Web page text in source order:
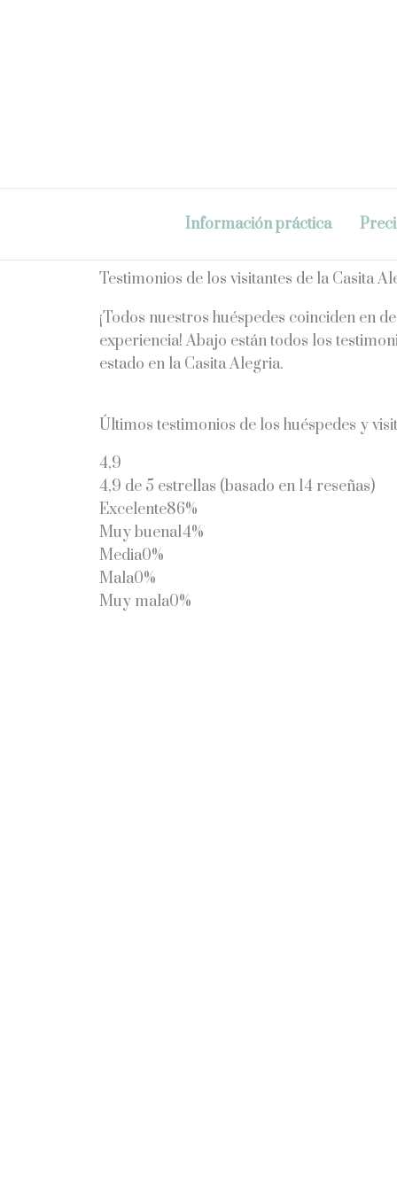
Información práctica
Testimonios de los visitantes de la Casita
¡Todos nuestros huéspedes coinciden en
experiencia! Abajo están todos los
estado en la Casita Alegria.
Últimos testimonios de los huéspedes y
4,9
4,9 de 5 estrellas (basado en 14 reseñas)
Excelente86%
Muy buena14%
Media0%
Mala0%
Muy mala0%